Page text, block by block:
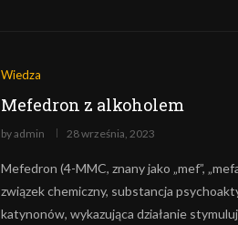
Wiedza
Mefedron z alkoholem
byadmin 28 września, 2023
Mefedron (4-MMC, znany jako „mef”,
związek chemiczny, substancja
katynonów, wykazująca działanie